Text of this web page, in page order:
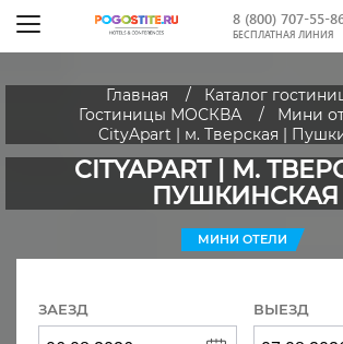
8 (800) 707-55-
БЕСПЛАТНАЯ ЛИНИЯ
Главная
Каталог
Гостиницы МОСКВА
Мини
CityApart | м. Тверская |
CITYAPART | М.
ПУШКИНСКАЯ
МИНИ ОТЕЛИ
ЗАЕЗД ВЫЕЗД